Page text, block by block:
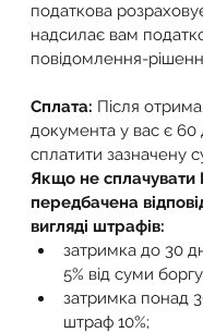
податкова
надсилає вам
повідомлення-
Сплата: Після
документа у вас є 60
сплатити зазначену
Якщо не
передбачена
вигляді штрафів:
затримка до 30
5% від суми
затримка понад
штраф 10%;